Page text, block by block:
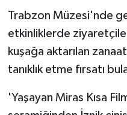
Trabzon Müzesi'nde
etkinliklerde
kuşağa aktarılan
tanıklık etme fırsatı
'Yaşayan Miras Kısa